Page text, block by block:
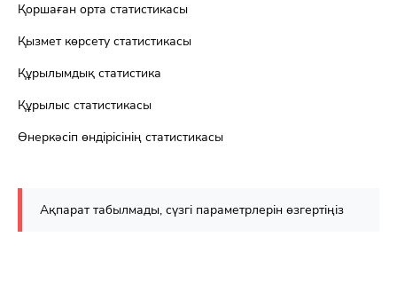
Қоршаған орта статистикасы
Қызмет көрсету статистикасы
Құрылымдық статистика
Құрылыс статистикасы
Өнеркәсіп өндірісінің статистикасы
Ақпарат табылмады, сүзгі параметрлерін өзгертіңіз